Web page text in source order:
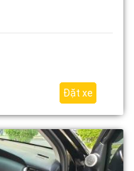
Đặt xe